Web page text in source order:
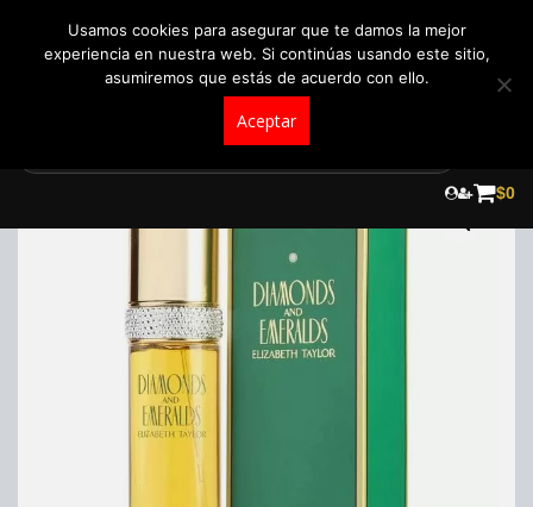
$0
Usamos cookies para asegurar que te damos la mejor
experiencia en nuestra web. Si continúas usando este sitio,
asumiremos que estás de acuerdo con ello.
Aceptar